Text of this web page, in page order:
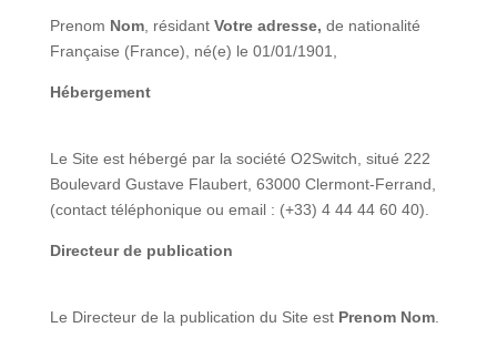
Prenom Nom, résidant Votre adresse, de nationalité
Française (France), né(e) le 01/01/1901,
Hébergement
Le Site est hébergé par la société O2Switch, situé 222
Boulevard Gustave Flaubert, 63000 Clermont-Ferrand,
(contact téléphonique ou email : (+33) 4 44 44 60 40).
Directeur de publication
Le Directeur de la publication du Site est Prenom Nom.